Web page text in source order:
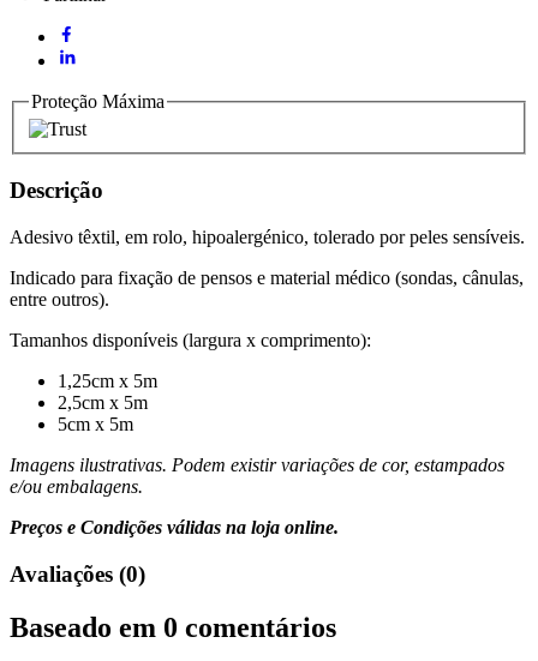
Proteção Máxima
Descrição
Adesivo têxtil, em rolo, hipoalergénico, tolerado por peles sensíveis.
Indicado para fixação de pensos e material médico (sondas, cânulas,
entre outros).
Tamanhos disponíveis (largura x comprimento):
1,25cm x 5m
2,5cm x 5m
5cm x 5m
Imagens ilustrativas. Podem existir variações de cor, estampados
e/ou embalagens.
Preços e Condições válidas na loja online.
Avaliações (0)
Baseado em 0 comentários